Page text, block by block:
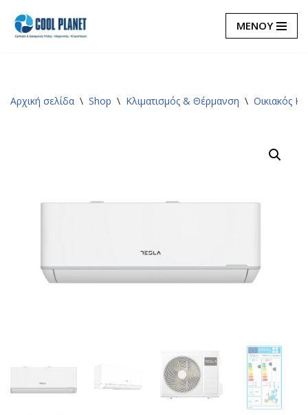
Μεταπηδήστε
ΜΕΝΟΥ
Αρχική σελίδα \ Shop \ Κλιματισμός & Θέρμανση \ Οικιακός